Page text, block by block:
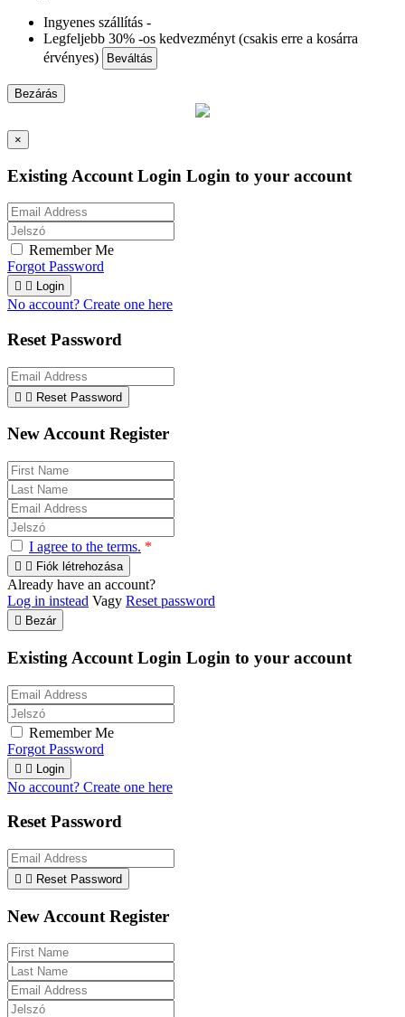
Ingyenes szállítás -
Legfeljebb 30% -os kedvezményt (csakis erre a kosárra
érvényes)
Beváltás
Bezárás
×
Existing Account Login Login to your account
Remember Me
Forgot Password
  Login
No account? Create one here
Reset Password
  Reset Password
New Account Register
I agree to the terms. *
  Fiók létrehozása
Already have an account?
Log in instead Vagy Reset password
 Bezár
Existing Account Login Login to your account
Remember Me
Forgot Password
  Login
No account? Create one here
Reset Password
  Reset Password
New Account Register